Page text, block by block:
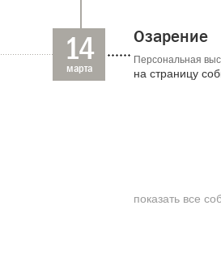
14
марта
Озарение
Персональная
на страницу
показать все